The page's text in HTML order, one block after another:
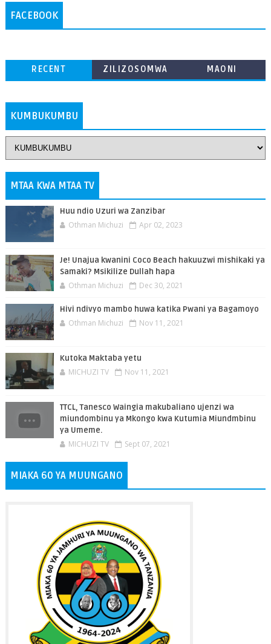
FACEBOOK
RECENT
ZILIZOSOMWA
MAONI
KUMBUKUMBU
MTAA KWA MTAA TV
Huu ndio Uzuri wa Zanzibar
Othman Michuzi Apr 02, 2023
Je! Unajua kwanini Coco Beach hakuuzwi mishikaki ya
Samaki? Msikilize Dullah hapa
Othman Michuzi Dec 30, 2021
Hivi ndivyo mambo huwa katika Pwani ya Bagamoyo
Othman Michuzi Nov 11, 2021
Kutoka Maktaba yetu
MICHUZI TV Nov 11, 2021
TTCL, Tanesco Waingia makubaliano ujenzi wa
miundombinu ya Mkongo kwa Kutumia Miundmbinu
ya Umeme.
MICHUZI TV Sept 07, 2021
MIAKA 60 YA MUUNGANO